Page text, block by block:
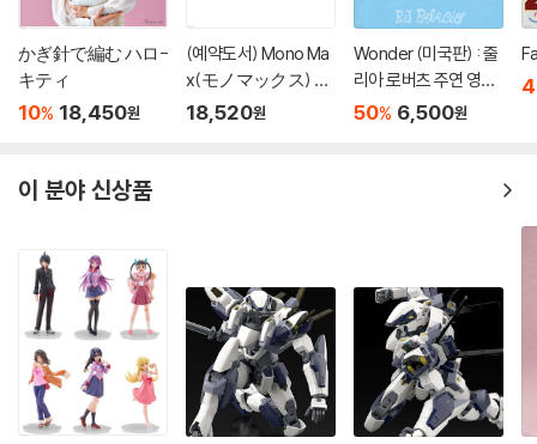
かぎ針で編む ハロ-
キティ
10% 18,450원
(예약도서) Mono Ma
x(モノマックス) 20
26年10月號
18,520원
Wonder (미국판) : 줄
리아 로버츠 주연 영화
'원더' 원작 소설
50% 6,500원
이 분야 신상품